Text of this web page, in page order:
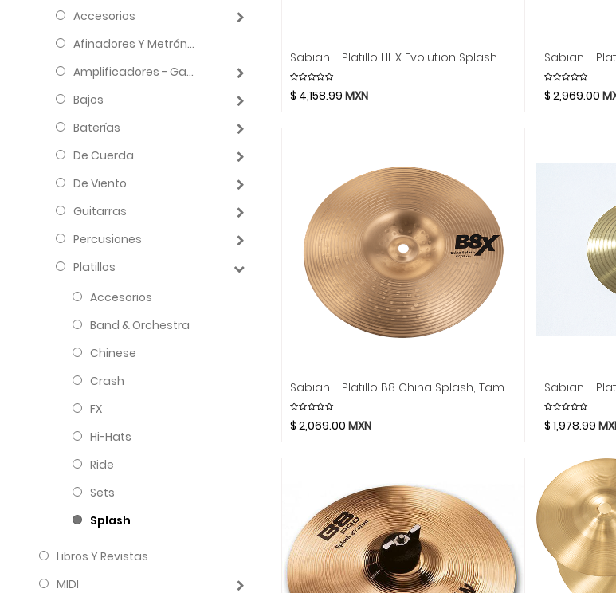
Accesorios
Afinadores Y Metrónomos
Amplificadores - Gabinetes - Combos
Bajos
Baterías
De Cuerda
De Viento
Guitarras
Percusiones
Platillos
Accesorios
Band & Orchestra
Chinese
Crash
FX
Hi-Hats
Ride
Sets
Splash
Libros Y Revistas
MIDI
Sabian - Platillo HHX Evolution Splash Mod.1__05XEB
$ 4,158.99 MXN $ 2,969.00
Sabian - Platillo B8 China Splash, Tamaño: 10 Mod.41016X
$ 2,069.00 MXN $ 1,978.99